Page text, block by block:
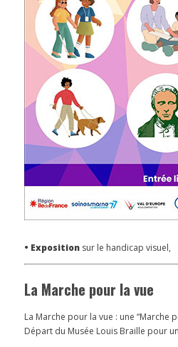
• Expositionsur le handicap visuel,
La Marche pour la vue
La Marche pour la vue : une “Marche
Départ du Musée Louis Braille pour